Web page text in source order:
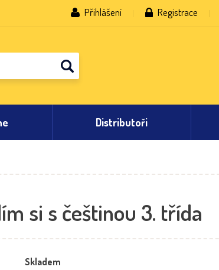
Přihlášení Registrace
Distributoři
si s češtinou 3. třída
Skladem